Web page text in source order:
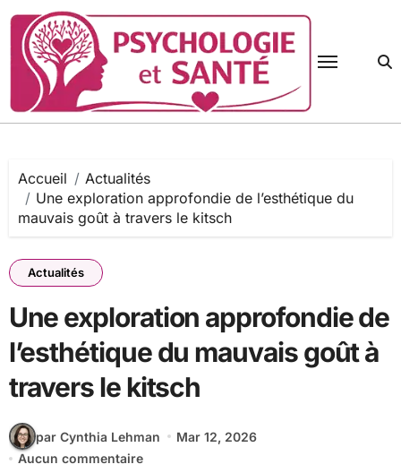
contenu
Accueil
Actualités
Une exploration approfondie de l’esthétique du
mauvais goût à travers le kitsch
Actualités
Une exploration approfondie de
l’esthétique du mauvais goût à
travers le kitsch
par Cynthia Lehman
Mar 12, 2026
Aucun commentaire